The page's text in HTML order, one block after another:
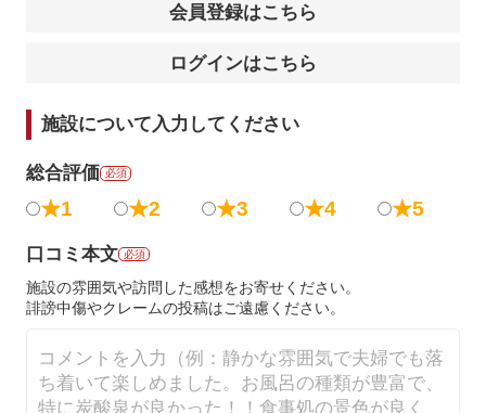
会員登録はこちら
ログインはこちら
施設について入力してください
総合評価 必須
★1 ★2 ★3 ★4 ★5
口コミ本文 必須
施設の雰囲気や訪問した感想をお寄せください。
誹謗中傷やクレームの投稿はご遠慮ください。